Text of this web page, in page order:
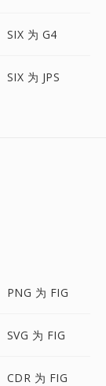
SIX 为 G4
SIX 为 JPS
PNG 为 FIG
SVG 为 FIG
CDR 为 FIG